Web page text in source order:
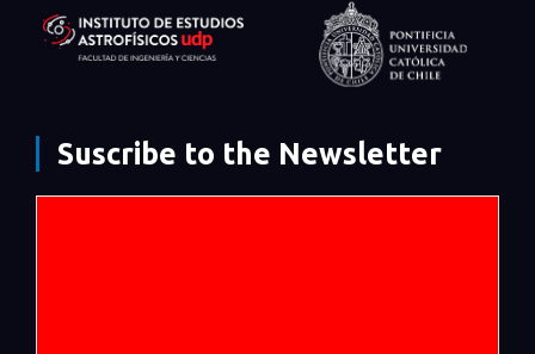
Suscribe to the Newsletter